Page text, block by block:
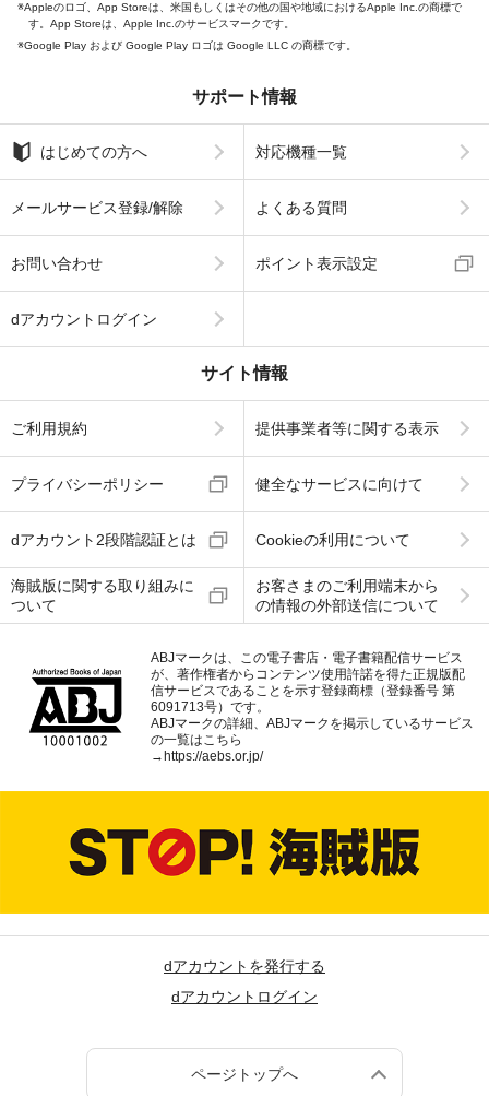
Appleのロゴ、App Storeは、米国もしくはその他の国や地域におけるApple Inc.の商標で
す。App Storeは、Apple Inc.のサービスマークです。
Google Play および Google Play ロゴは Google LLC の商標です。
サポート情報
はじめての方へ 対応機種一覧
メールサービス登録/解除 よくある質問
お問い合わせ ポイント表示設定
dアカウントログイン
サイト情報
ご利用規約 提供事業者等に関する表示
プライバシーポリシー 健全なサービスに向けて
dアカウント2段階認証とは Cookieの利用について
海賊版に関する取り組みに
ついて
お客さまのご利用端末から
の情報の外部送信について
ABJマークは、この電子書店・電子書籍配信サービス
が、著作権者からコンテンツ使用許諾を得た正規版配
信サービスであることを示す登録商標（登録番号 第
6091713号）です。
ABJマークの詳細、ABJマークを掲示しているサービス
の一覧はこちら
→ https://aebs.or.jp/
dアカウントを発行する
dアカウントログイン
ページトップへ